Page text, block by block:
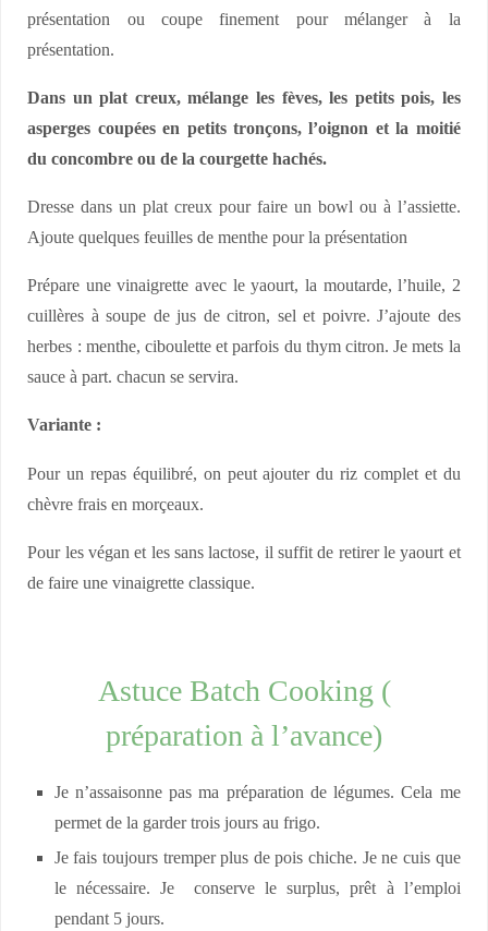
présentation ou coupe finement pour mélanger à la
présentation.
Dans un plat creux, mélange les fèves, les petits pois, les
asperges coupées en petits tronçons, l’oignon et la moitié
du concombre ou de la courgette hachés.
Dresse dans un plat creux pour faire un bowl ou à l’assiette.
Ajoute quelques feuilles de menthe pour la présentation
Prépare une vinaigrette avec le yaourt, la moutarde, l’huile, 2
cuillères à soupe de jus de citron, sel et poivre. J’ajoute des
herbes : menthe, ciboulette et parfois du thym citron. Je mets la
sauce à part. chacun se servira.
Variante :
Pour un repas équilibré, on peut ajouter du riz complet et du
chèvre frais en morçeaux.
Pour les végan et les sans lactose, il suffit de retirer le yaourt et
de faire une vinaigrette classique.
Astuce Batch Cooking (
préparation à l’avance)
Je n’assaisonne pas ma préparation de légumes. Cela me
permet de la garder trois jours au frigo.
Je fais toujours tremper plus de pois chiche. Je ne cuis que
le nécessaire. Je conserve le surplus, prêt à l’emploi
pendant 5 jours.